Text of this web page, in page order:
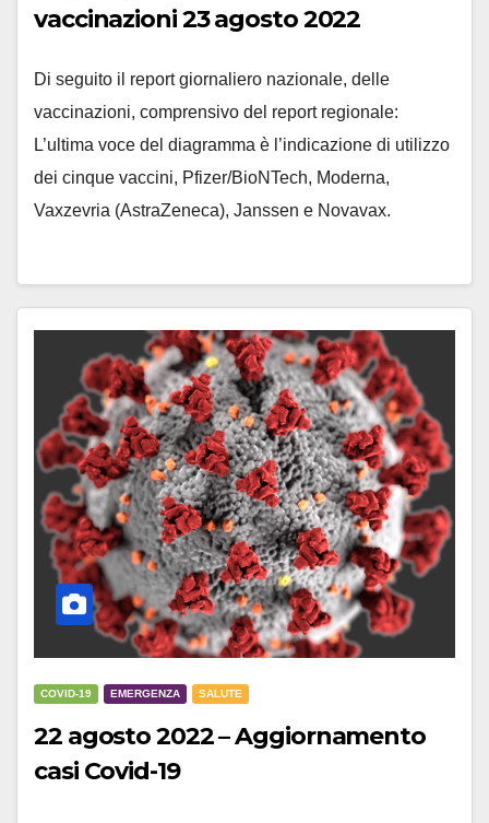
vaccinazioni 23 agosto 2022
Di seguito il report giornaliero nazionale, delle
vaccinazioni, comprensivo del report regionale:
L’ultima voce del diagramma è l’indicazione di utilizzo
dei cinque vaccini, Pfizer/BioNTech, Moderna,
Vaxzevria (AstraZeneca), Janssen e Novavax.
COVID-19 EMERGENZA SALUTE
22 agosto 2022 – Aggiornamento
casi Covid-19